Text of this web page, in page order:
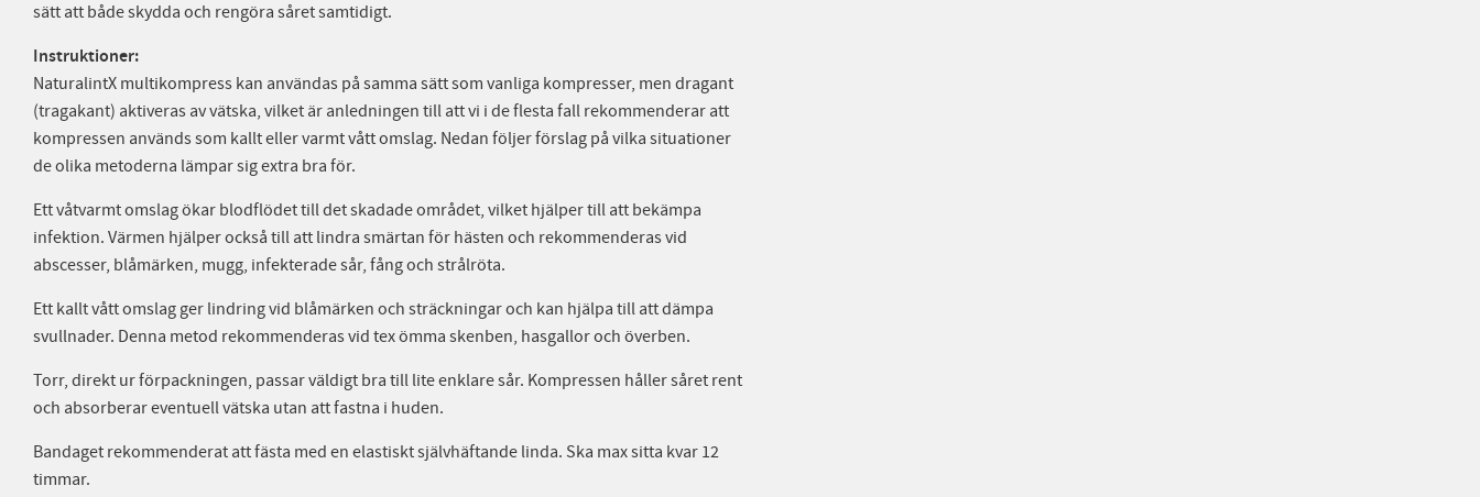
sätt att både skydda och rengöra såret samtidigt.
Instruktioner:
NaturalintX multikompress kan användas på samma sätt som vanliga kompresser, men dragant
(tragakant) aktiveras av vätska, vilket är anledningen till att vi i de flesta fall rekommenderar att
kompressen används som kallt eller varmt vått omslag. Nedan följer förslag på vilka situationer
de olika metoderna lämpar sig extra bra för.
Ett våtvarmt omslag ökar blodflödet till det skadade området, vilket hjälper till att bekämpa
infektion. Värmen hjälper också till att lindra smärtan för hästen och rekommenderas vid
abscesser, blåmärken, mugg, infekterade sår, fång och strålröta.
Ett kallt vått omslag ger lindring vid blåmärken och sträckningar och kan hjälpa till att dämpa
svullnader. Denna metod rekommenderas vid tex ömma skenben, hasgallor och överben.
Torr, direkt ur förpackningen, passar väldigt bra till lite enklare sår. Kompressen håller såret rent
och absorberar eventuell vätska utan att fastna i huden.
Bandaget rekommenderat att fästa med en elastiskt självhäftande linda. Ska max sitta kvar 12
timmar.